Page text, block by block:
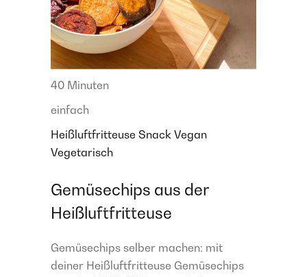
40 Minuten
einfach
Heißluftfritteuse Snack Vegan
Vegetarisch
Gemüsechips aus der
Heißluftfritteuse
Gemüsechips selber machen: mit
deiner Heißluftfritteuse Gemüsechips